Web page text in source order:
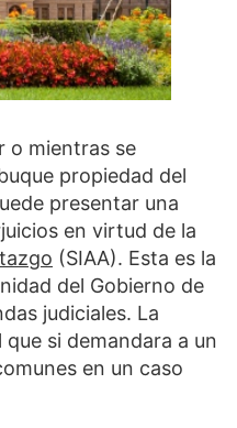
o mientras se
propiedad del
presentar una
en virtud de la
(SIAA). Esta es la
del Gobierno de
judiciales. La
si demandara a un
en un caso